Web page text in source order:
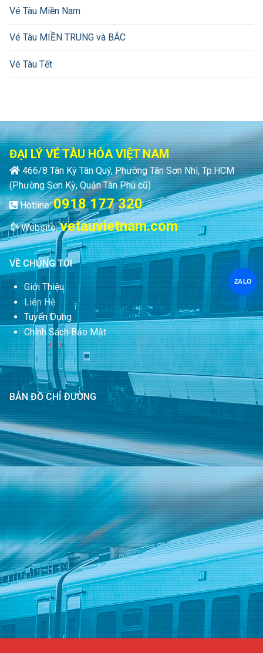
Vé Tàu Miền Nam
Vé Tàu MIỀN TRUNG và BẮC
Vé Tàu Tết
ĐẠI LÝ VÉ TÀU HỎA VIỆT NAM
466/8 Tân Kỳ Tân Quý, Phường Tân Sơn Nhì, Tp.HCM
(Phường Sơn Kỳ, Quận Tân Phú cũ)
Hotline:0918 177 320
Website:vetauvietnam.com
VỀ CHÚNG TÔI
Giới Thiệu
Liên Hệ
Tuyển Dụng
Chính Sách Bảo Mật
BẢN ĐỒ CHỈ ĐƯỜNG
ZALO